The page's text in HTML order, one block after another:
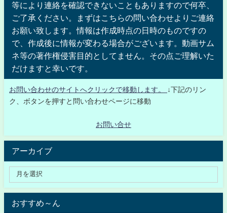
等により連絡を確認できないこともありますので何卒、
ご了承ください。まずはこちらの問い合わせよりご連絡
お願い致します。情報は作成時点の日時のものですの
で、作成後に情報が変わる場合がございます。動画サム
ネ等の著作権侵害目的としてません。その点ご理解いた
だけますと幸いです。
お問い合わせのサイトへクリックで移動します。
↓下記のリン
ク、ボタンを押すと問い合わせページに移動
お問い合せ
アーカイブ
おすすめ～ん